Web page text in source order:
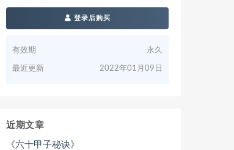
登录后购买
有效期 永久
最近更新 2022年01月09日
近期文章
《六十甲子秘诀》